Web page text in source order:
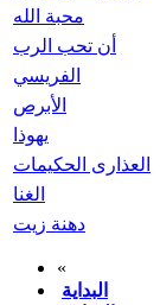
محبة الله
أن تحب الرب
الفريسي
الأبرص
يهوذا
العذارى الحكيمات
الغنا
دهنة زيت
«
البداية